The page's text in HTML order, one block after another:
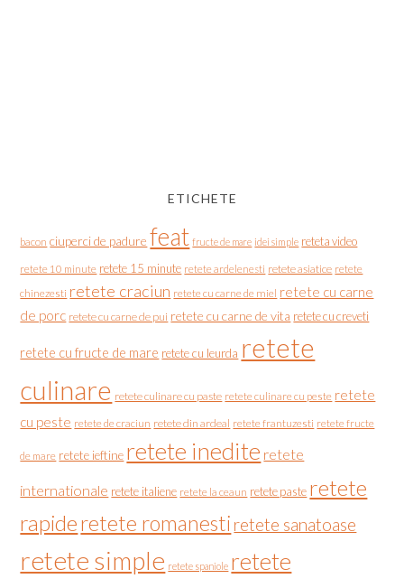
ETICHETE
bacon ciuperci de padure feat fructe de mare idei simple reteta video
retete 10 minute retete 15 minute retete ardelenesti retete asiatice retete
chinezesti retete craciun retete cu carne de miel retete cu carne
de porc retete cu carne de pui retete cu carne de vita retete cu creveti
retete cu fructe de mare retete cu leurda retete
culinare retete culinare cu paste retete culinare cu peste retete
cu peste retete de craciun retete din ardeal retete frantuzesti retete fructe
de mare retete ieftine retete inedite retete
internationale retete italiene retete la ceaun retete paste retete
rapideretete romanesti retete sanatoase
retete simple retete spaniole retete